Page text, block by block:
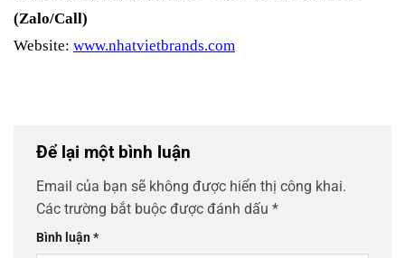
(Zalo/Call)
Website: www.nhatvietbrands.com
Để lại một bình luận
Email của bạn sẽ không được hiển thị công khai.
Các trường bắt buộc được đánh dấu *
Bình luận*